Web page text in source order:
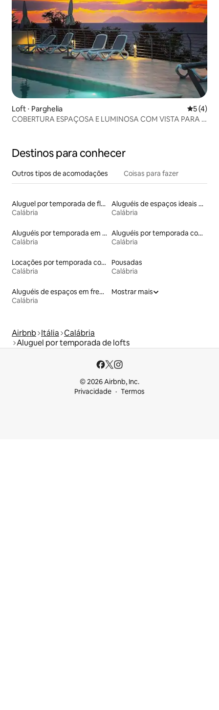
Loft ⋅ Parghelia 5 de
5 (4)
COBERTURA ESPAÇOSA E LUMINOSA COM VISTA PARA O
Destinos para conhecer
Outros tipos de acomodações Coisas para fazer
Aluguel por temporada de flats
Calábria
Aluguéis de espaços ideais para famílias
Calábria
Aluguéis por temporada em hotéis-fazenda
Calábria
Aluguéis por temporada com café da manhã
Calábria
Locações por temporada com piscina
Calábria
Pousadas
Calábria
Aluguéis de espaços em frente à praia
Calábria
Mostrar mais
Airbnb Itália Calábria
Aluguel por temporada de lofts
© 2026 Airbnb, Inc.
Privacidade
Termos